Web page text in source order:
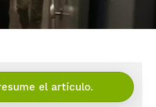
el artículo.